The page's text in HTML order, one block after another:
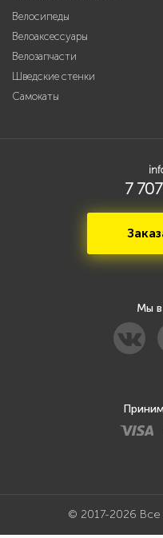
Велосипеды
Велоаксессуары
Велозапчасти
Шведские стенки
Самокаты
7
Мы в
© 2017-2026 Все